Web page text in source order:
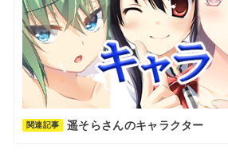
関連記事 遥そらさんのキャラクター